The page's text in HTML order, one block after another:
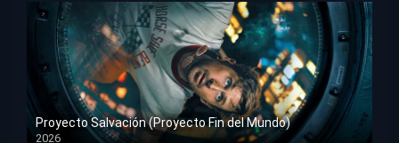
Proyecto Salvación (Proyecto Fin del Mundo)
2026